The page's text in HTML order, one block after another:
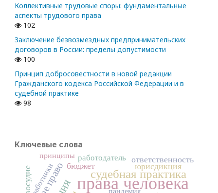
Коллективные трудовые споры: фундаментальные
аспекты трудового права
102
Заключение безвозмездных предпринимательских
договоров в России: пределы допустимости
100
Принцип добросовестности в новой редакции
Гражданского кодекса Российской Федерации и в
судебной практике
98
Ключевые слова
права человека
судебная практика
бюджет юрисдикция
ответственность
работодатель
принципы
пандемия
работники